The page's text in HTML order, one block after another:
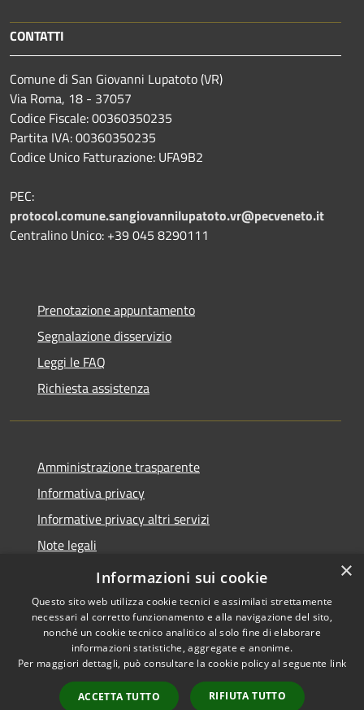
CONTATTI
Comune di San Giovanni Lupatoto (VR)
Via Roma, 18 - 37057
Codice Fiscale: 00360350235
Partita IVA: 00360350235
Codice Unico Fatturazione: UFA9B2
PEC:
protocol.comune.sangiovannilupatoto.vr@pecveneto.it
Centralino Unico: +39 045 8290111
Prenotazione appuntamento
Segnalazione disservizio
Leggi le FAQ
Richiesta assistenza
Amministrazione trasparente
Informativa privacy
Informative privacy altri servizi
Note legali
Dichiarazione di accessibilità
Accessibilità
Copyright © 2026 • Comune di
San Giovanni Lupatoto •
Powered byMunicipium
×
Informazioni sui cookie
Questo sito web utilizza cookie tecnici e assimilati strettamente
necessari al corretto funzionamento e alla navigazione del sito,
nonché un cookie tecnico analitico al solo fine di elaborare
informazioni statistiche, aggregate e anonime.
Per maggiori dettagli, può consultare la cookie policy al seguente link
ACCETTA TUTTO RIFIUTA TUTTO